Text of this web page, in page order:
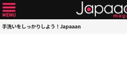
手洗いをしっかりしよう！Japaaan